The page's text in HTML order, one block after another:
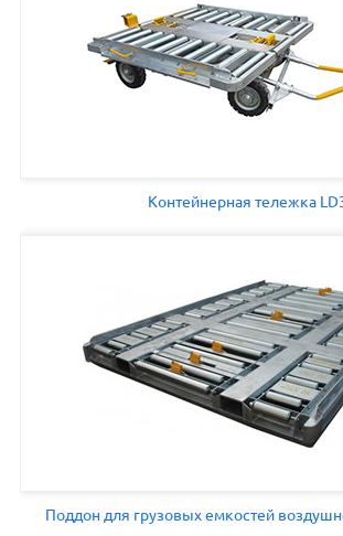
Контейнерная тележка
Поддон для грузовых емкостей